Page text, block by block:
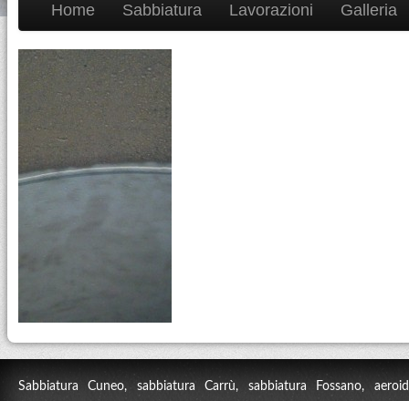
Home Sabbiatura Lavorazioni Galleria
Sabbiatura Cuneo, sabbiatura Carrù, sabbiatura Fossano,